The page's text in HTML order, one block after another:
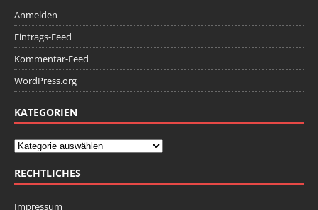
Anmelden
Eintrags-Feed
Kommentar-Feed
WordPress.org
KATEGORIEN
RECHTLICHES
Impressum